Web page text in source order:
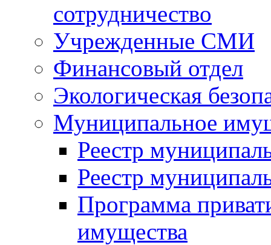
сотрудничество
Учрежденные СМИ
Финансовый отдел
Экологическая
Муниципальное
Реестр
Реестр
Программа
имущества